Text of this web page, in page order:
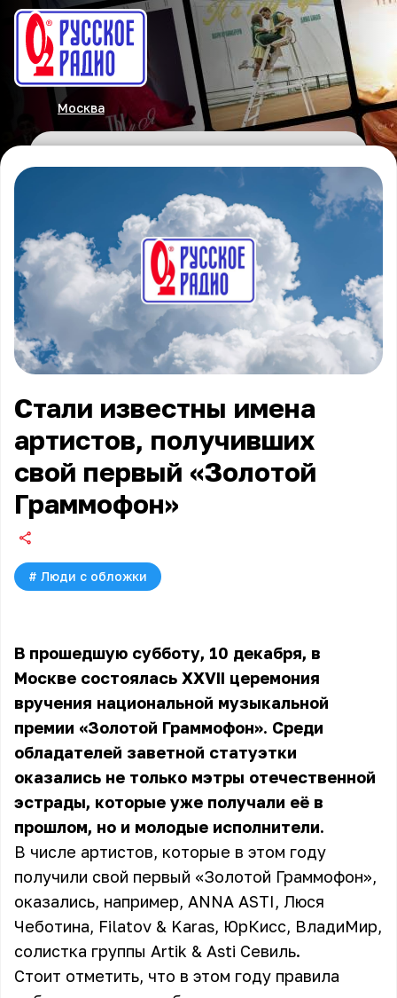
Москва
Стали известны имена
артистов, получивших
свой первый «Золотой
Граммофон»
# Люди с обложки
В прошедшую субботу, 10 декабря, в
Москве состоялась XXVII церемония
вручения национальной музыкальной
премии «Золотой Граммофон». Среди
обладателей заветной статуэтки
оказались не только мэтры отечественной
эстрады, которые уже получали её в
прошлом, но и молодые исполнители.
В числе артистов, которые в этом году
получили свой первый «Золотой Граммофон»,
оказались, например, ANNA ASTI, Люся
Чеботина, Filatov & Karas, ЮрКисс, ВладиМир,
солистка группы Artik & Asti Севиль.
Стоит отметить, что в этом году правила